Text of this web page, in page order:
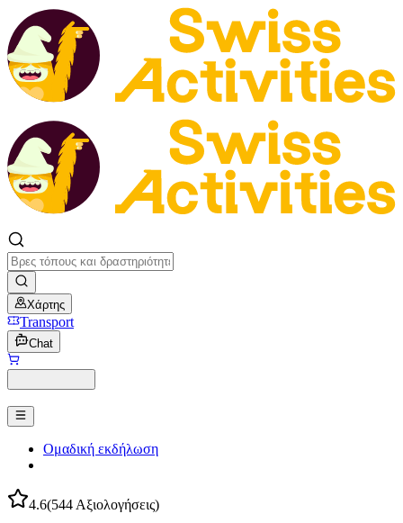
Χάρτης
Transport
Chat
Ομαδική εκδήλωση
4.6(544 Αξιολογήσεις)